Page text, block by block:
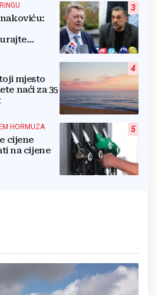
3
4
mjesto
naći za 35
5
HORMUZA
cijene
na cijene